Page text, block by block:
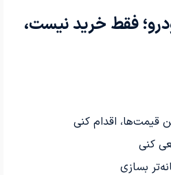
فقط خرید نیست،
قیمت‌ها، اقدام کنی
کنی
بسازی